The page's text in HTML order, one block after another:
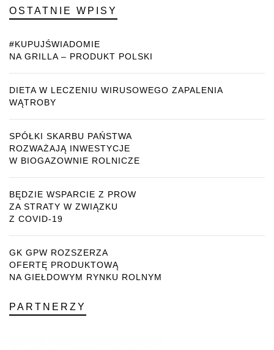
OSTATNIE WPISY
#KUPUJŚWIADOMIE
NA GRILLA – PRODUKT POLSKI
DIETA W LECZENIU WIRUSOWEGO ZAPALENIA
WĄTROBY
SPÓŁKI SKARBU PAŃSTWA
ROZWAŻAJĄ INWESTYCJE
W BIOGAZOWNIE ROLNICZE
BĘDZIE WSPARCIE Z PROW
ZA STRATY W ZWIĄZKU
Z COVID-19
GK GPW ROZSZERZA
OFERTĘ PRODUKTOWĄ
NA GIEŁDOWYM RYNKU ROLNYM
PARTNERZY